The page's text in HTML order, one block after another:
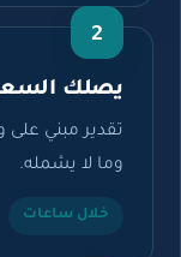
2
يصلك السعر
تقدير مبني على
وما لا يشمله.
خلال ساعات